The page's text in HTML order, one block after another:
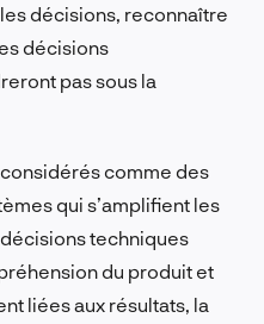
décisions, reconnaître
décisions
pas sous la
comme des
qui s’amplifient les
techniques
du produit et
liées aux résultats, la